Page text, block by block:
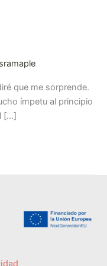
sramaple
que me sorprende.
ímpetu al principio
[…]